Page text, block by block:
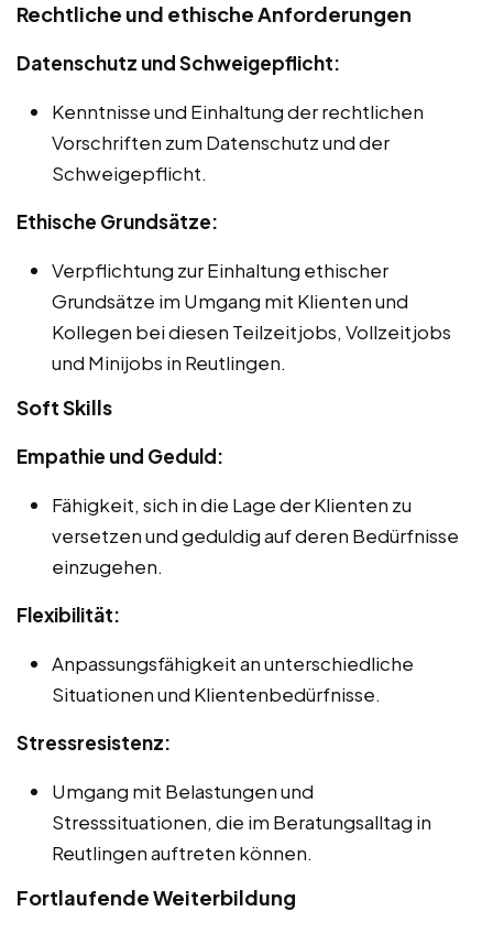
Rechtliche und ethische Anforderungen
Datenschutz und Schweigepflicht:
Kenntnisse und Einhaltung der rechtlichen
Vorschriften zum Datenschutz und der
Schweigepflicht.
Ethische Grundsätze:
Verpflichtung zur Einhaltung ethischer
Grundsätze im Umgang mit Klienten und
Kollegen bei diesen Teilzeitjobs, Vollzeitjobs
und Minijobs in Reutlingen.
Soft Skills
Empathie und Geduld:
Fähigkeit, sich in die Lage der Klienten zu
versetzen und geduldig auf deren Bedürfnisse
einzugehen.
Flexibilität:
Anpassungsfähigkeit an unterschiedliche
Situationen und Klientenbedürfnisse.
Stressresistenz:
Umgang mit Belastungen und
Stresssituationen, die im Beratungsalltag in
Reutlingen auftreten können.
Fortlaufende Weiterbildung